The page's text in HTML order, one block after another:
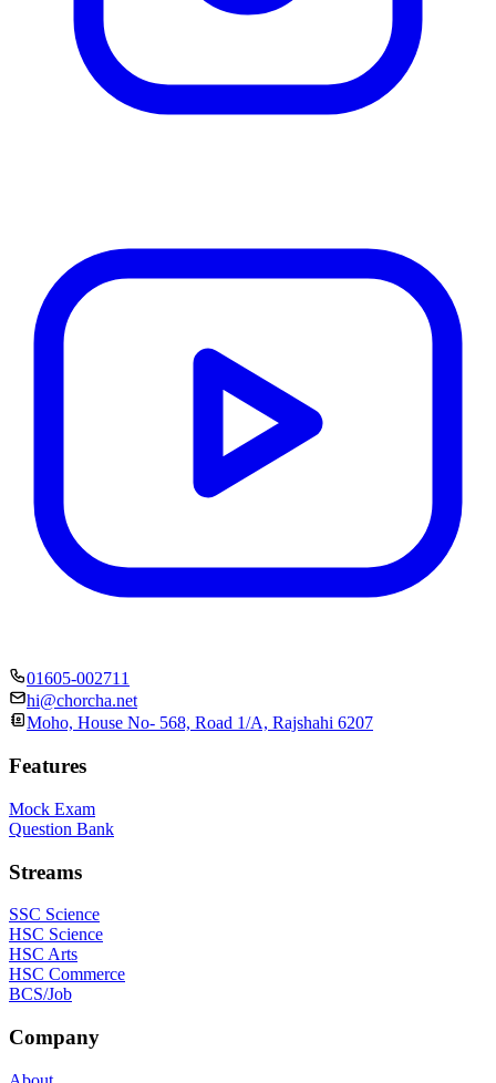
01605-002711
hi@chorcha.net
Moho, House No- 568, Road 1/A, Rajshahi 6207
Features
Mock Exam
Question Bank
Streams
SSC Science
HSC Science
HSC Arts
HSC Commerce
BCS/Job
Company